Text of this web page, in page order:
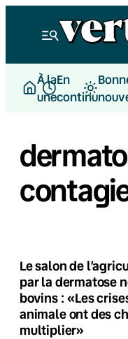
À la
une
En
continu
Le salon de
par la dermatose
bovins : «Les
animale ont des
multiplier»